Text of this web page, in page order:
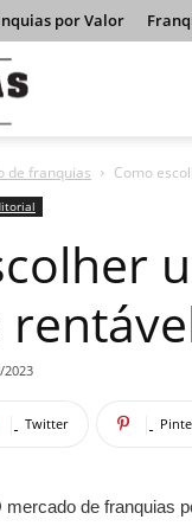
por Valor
Franquias
de
Sucesso
de franquias Como
2023
Twitter
mercado de franquias